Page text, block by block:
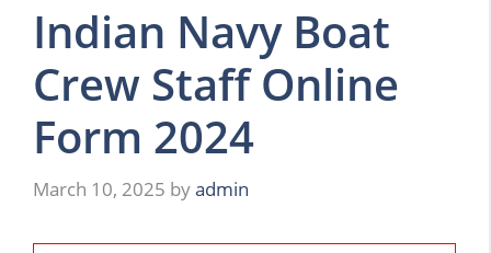
Indian Navy Boat
Crew Staff Online
Form 2024
March 10, 2025 byadmin